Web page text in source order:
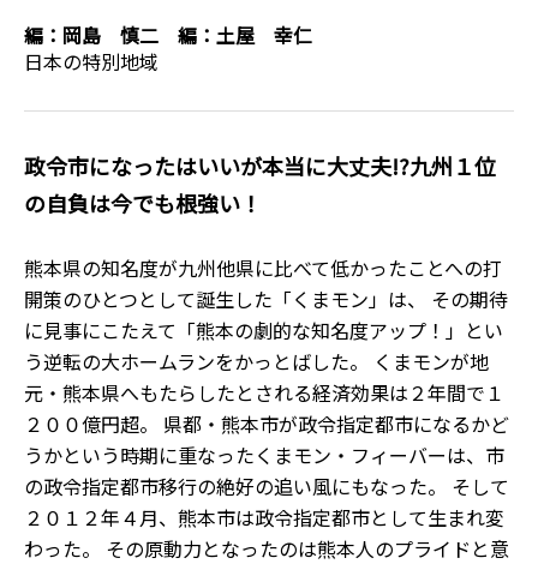
編： 岡島 慎二 編： 土屋 幸仁
日本の特別地域
政令市になったはいいが本当に大丈夫!?九州１位
の自負は今でも根強い！
熊本県の知名度が九州他県に比べて低かったことへの打
開策のひとつとして誕生した「くまモン」は、 その期待
に見事にこたえて「熊本の劇的な知名度アップ！」とい
う逆転の大ホームランをかっとばした。 くまモンが地
元・熊本県へもたらしたとされる経済効果は２年間で１
２００億円超。 県都・熊本市が政令指定都市になるかど
うかという時期に重なったくまモン・フィーバーは、市
の政令指定都市移行の絶好の追い風にもなった。 そして
２０１２年４月、熊本市は政令指定都市として生まれ変
わった。 その原動力となったのは熊本人のプライドと意